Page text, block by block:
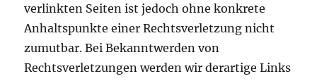
verlinkten Seiten ist jedoch ohne konkrete
Anhaltspunkte einer Rechtsverletzung nicht
zumutbar. Bei Bekanntwerden von
Rechtsverletzungen werden wir derartige Links